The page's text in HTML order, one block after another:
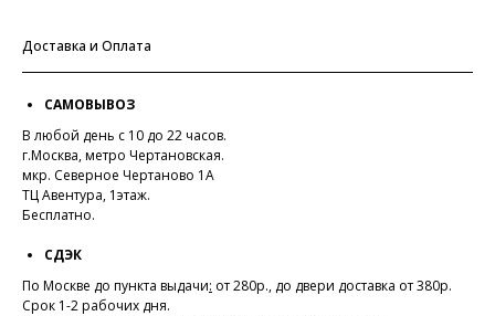
Доставка и Оплата
САМОВЫВОЗ
В любой день с 10 до 22 часов.
г.Москва, метро Чертановская.
мкр. Северное Чертаново 1А
ТЦ Авентура, 1этаж.
Бесплатно.
СДЭК
По Москве до пункта выдачи: от 280р., до двери доставка от 380р.
Срок 1-2 рабочих дня.